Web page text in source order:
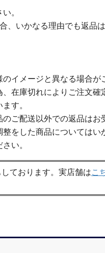
。
、いかなる理由でも返品
イメージと異なる場合が
在庫切れによりご注文確
す。
ご配送以外での返品はお
をした商品についてはい
い。
ております。 実店舗はこ